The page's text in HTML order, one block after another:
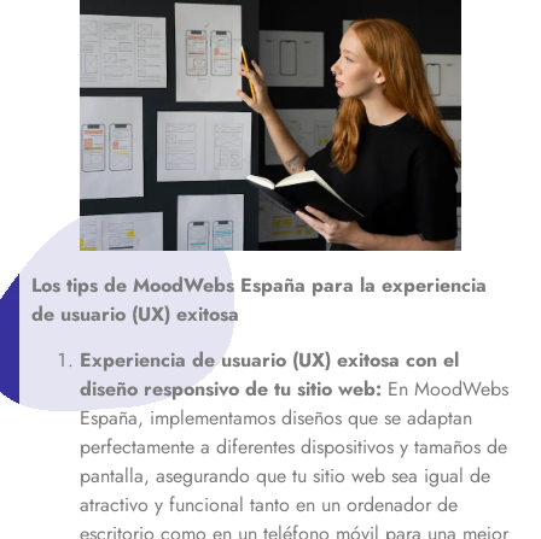
Los tips de MoodWebs España para la experiencia
de usuario (UX) exitosa
Experiencia de usuario (UX) exitosa con el
diseño responsivo de tu sitio web: En MoodWebs
España, implementamos diseños que se adaptan
perfectamente a diferentes dispositivos y tamaños de
pantalla, asegurando que tu sitio web sea igual de
atractivo y funcional tanto en un ordenador de